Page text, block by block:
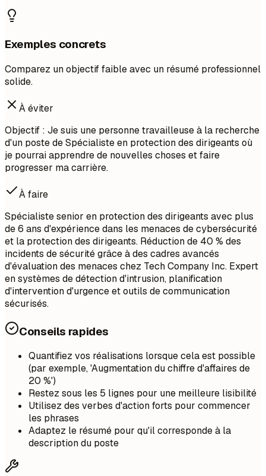
Exemples concrets
Comparez un objectif faible avec un résumé professionnel
solide.
À éviter
Objectif : Je suis une personne travailleuse à la recherche
d'un poste de Spécialiste en protection des dirigeants où
je pourrai apprendre de nouvelles choses et faire
progresser ma carrière.
À faire
Spécialiste senior en protection des dirigeants avec plus
de 6 ans d'expérience dans les menaces de cybersécurité
et la protection des dirigeants. Réduction de 40 % des
incidents de sécurité grâce à des cadres avancés
d'évaluation des menaces chez Tech Company Inc. Expert
en systèmes de détection d'intrusion, planification
d'intervention d'urgence et outils de communication
sécurisés.
Conseils rapides
Quantifiez vos réalisations lorsque cela est possible
(par exemple, 'Augmentation du chiffre d'affaires de
20 %')
Restez sous les 5 lignes pour une meilleure lisibilité
Utilisez des verbes d'action forts pour commencer
les phrases
Adaptez le résumé pour qu'il corresponde à la
description du poste